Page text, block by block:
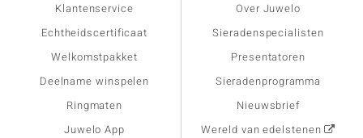
Klantenservice
Echtheidscertificaat
Welkomstpakket
Deelname winspelen
Ringmaten
Juwelo App
Over Juwelo
Sieradenspecialisten
Presentatoren
Sieradenprogramma
Nieuwsbrief
Wereld van edelstenen